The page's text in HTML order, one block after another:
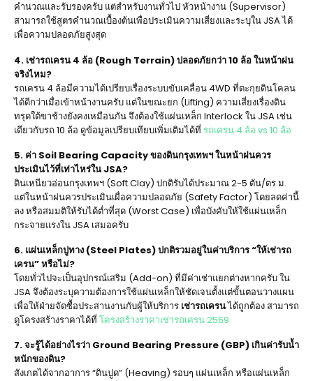
คำนวณและรับรองครับ แต่สำหรับงานทั่วไป หัวหน้างาน (Supervisor)
สามารถใช้สูตรคำนวณเบื้องต้นเพื่อประเมินความเสี่ยงและระบุใน JSA ได้
เพื่อความปลอดภัยสูงสุด
4. เช่ารถเครน 4 ล้อ (Rough Terrain) ปลอดภัยกว่า 10 ล้อ ในหน้าฝน
จริงไหม?
รถเครน 4 ล้อมีความได้เปรียบเรื่องระบบขับเคลื่อน 4WD ที่ตะกุยดินโคลน
ได้ดีกว่าเมื่อเข้าหน้างานครับ แต่ในขณะยก (Lifting) ความเสี่ยงเรื่องดิน
ทรุดใต้ขาช้างยังคงเหมือนกัน จึงต้องใช้แผ่นเหล็ก Interlock ใน JSA เช่น
เดียวกับรถ 10 ล้อ ดูข้อมูลเปรียบเทียบเพิ่มเติมได้ที่ รถเครน 4 ล้อ vs 10 ล้อ
5. ค่า Soil Bearing Capacity ของดินกรุงเทพฯ ในหน้าฝนควร
ประเมินไว้ที่เท่าไหร่ใน JSA?
ดินเหนียวอ่อนกรุงเทพฯ (Soft Clay) ปกติรับได้ประมาณ 2-5 ตัน/ตร.ม.
แต่ในหน้าฝนควรประเมินเผื่อความปลอดภัย (Safety Factor) โดยลดค่านี้
ลง หรือสมมติให้รับได้ต่ำที่สุด (Worst Case) เพื่อบังคับให้ใช้แผ่นเหล็ก
กระจายแรงใน JSA เสมอครับ
6. แผ่นเหล็กปูทาง (Steel Plates) ปกติรวมอยู่ในค่าบริการ “ให้เช่ารถ
เครน” หรือไม่?
โดยทั่วไปจะเป็นอุปกรณ์เสริม (Add-on) ที่มีค่าเช่าแยกต่างหากครับ ใน
JSA จึงต้องระบุความต้องการใช้แผ่นเหล็กให้ชัดเจนตั้งแต่ขั้นตอนวางแผน
เพื่อให้ฝ่ายจัดซื้อประสานงานกับผู้ให้บริการ เช่ารถเครนได้ถูกต้อง สามารถ
ดูโครงสร้างราคาได้ที่ โครงสร้างราคาเช่ารถเครน 2569
7. จะรู้ได้อย่างไรว่า Ground Bearing Pressure (GBP) เกินค่ารับน้ำ
หนักของดิน?
สังเกตได้จากอาการ “ดินปูด” (Heaving) รอบๆ แผ่นเหล็ก หรือแผ่นเหล็ก